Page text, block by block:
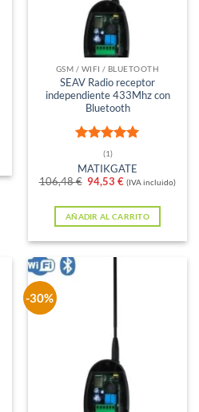
GSM / WIFI / BLUETOOTH
SEAV Radio receptor
independiente 433Mhz con
Bluetooth
Valorado
con5de 5
(1)
MATIKGATE
106,48€ El
original
era:
106,48 €.
94,53€El
actual
es:
94,53 €.
(IVA incluido)
AÑADIR AL CARRITO
-30%